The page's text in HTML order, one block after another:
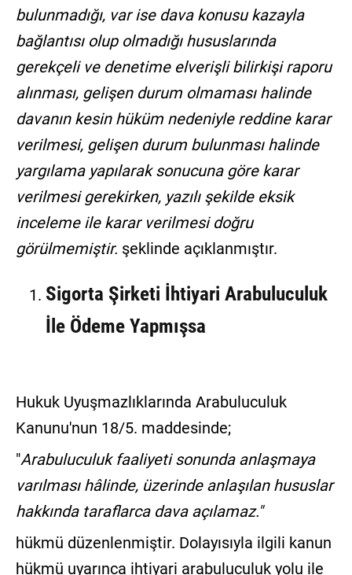
bulunmadığı, var ise dava konusu kazayla
bağlantısı olup olmadığı hususlarında
gerekçeli ve denetime elverişli bilirkişi raporu
alınması, gelişen durum olmaması halinde
davanın kesin hüküm nedeniyle reddine karar
verilmesi, gelişen durum bulunması halinde
yargılama yapılarak sonucuna göre karar
verilmesi gerekirken, yazılı şekilde eksik
inceleme ile karar verilmesi doğru
görülmemiştir. şeklinde açıklanmıştır.
Sigorta Şirketi İhtiyari Arabuluculuk
İle Ödeme Yapmışsa
Hukuk Uyuşmazlıklarında Arabuluculuk
Kanunu'nun 18/5. maddesinde;
"Arabuluculuk faaliyeti sonunda anlaşmaya
varılması hâlinde, üzerinde anlaşılan hususlar
hakkında taraflarca dava açılamaz."
hükmü düzenlenmiştir. Dolayısıyla ilgili kanun
hükmü uyarınca ihtiyari arabuluculuk yolu ile